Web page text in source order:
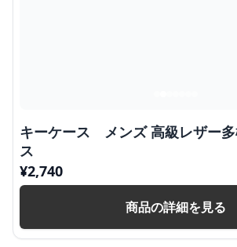
キーケース メンズ 高級レザー
ス
¥2,740
商品の詳細を見る